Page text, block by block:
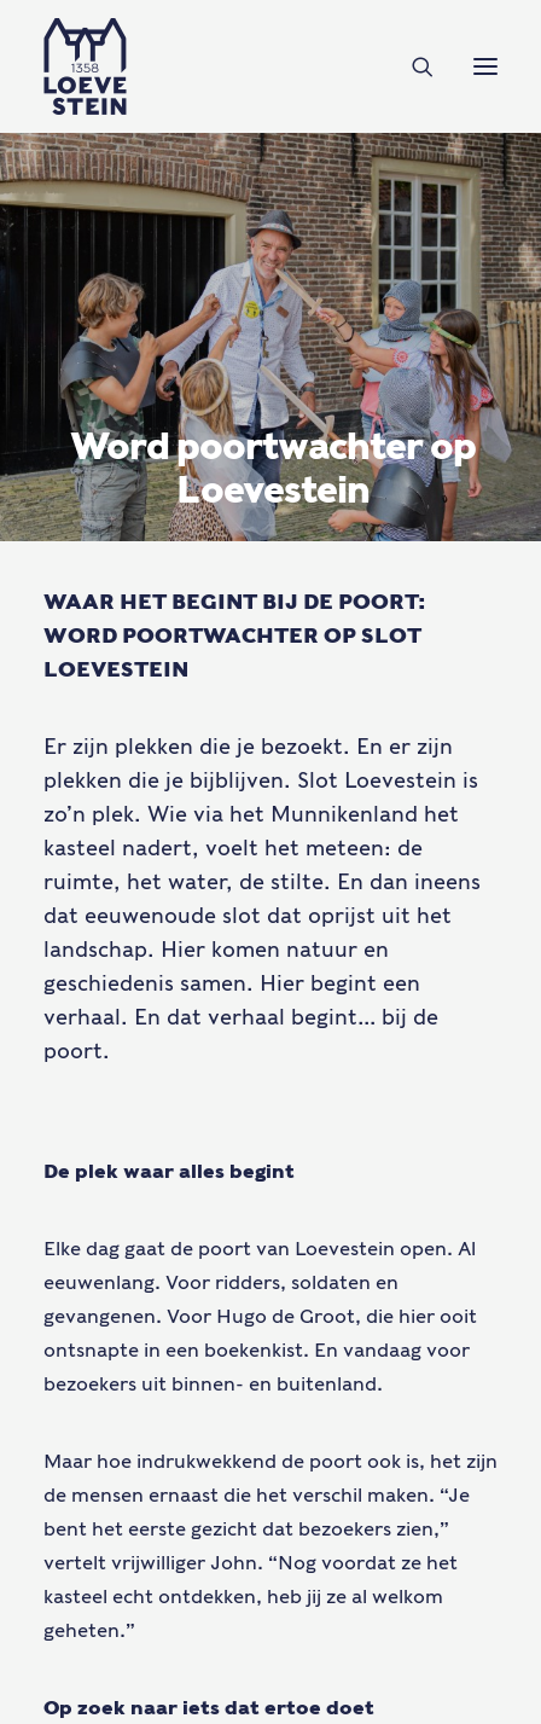
Ontdek Loevestein
Plan je bezoek
Onderwijs
Feesten & zakelijk
NL DE
Steun ons
Tickets
Word poortwachter op
Loevestein
WAAR HET BEGINT BIJ DE POORT:
WORD POORTWACHTER OP SLOT
LOEVESTEIN
Er zijn plekken die je bezoekt. En er zijn
plekken die je bijblijven. Slot Loevestein is
zo’n plek. Wie via het Munnikenland het
kasteel nadert, voelt het meteen: de
ruimte, het water, de stilte. En dan ineens
dat eeuwenoude slot dat oprijst uit het
landschap. Hier komen natuur en
geschiedenis samen. Hier begint een
verhaal. En dat verhaal begint… bij de
poort.
De plek waar alles begint
Elke dag gaat de poort van Loevestein open. Al
eeuwenlang. Voor ridders, soldaten en
gevangenen. Voor Hugo de Groot, die hier ooit
ontsnapte in een boekenkist. En vandaag voor
bezoekers uit binnen- en buitenland.
Maar hoe indrukwekkend de poort ook is, het zijn
de mensen ernaast die het verschil maken. “Je
bent het eerste gezicht dat bezoekers zien,”
vertelt vrijwilliger John. “Nog voordat ze het
kasteel echt ontdekken, heb jij ze al welkom
geheten.”
Op zoek naar iets dat ertoe doet